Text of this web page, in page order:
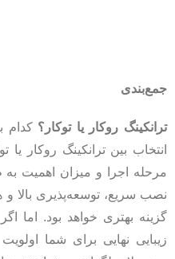
جمع‌بندی
ترانکینگ روکار یا توکار؟ کدام
انتخاب بین ترانکینگ روکار یا
مرحله اجرا و میزان اهمیت
نصب سریع، توسعه‌پذیری بالا و
گزینه بهتری خواهد بود. اما
زیبایی نهایی برای شما اولویت